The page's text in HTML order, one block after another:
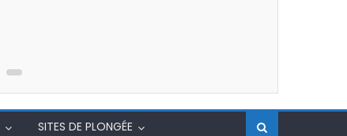
SITES DE PLONGÉE